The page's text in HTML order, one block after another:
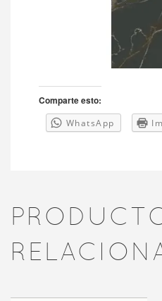
Comparte esto:
WhatsApp